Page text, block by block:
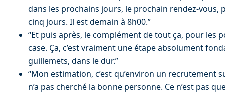
dans les prochains jours, le prochain rendez-vous,
cinq jours. Il est demain à 8h00.”
“Et puis après, le complément de tout ça, pour les
case. Ça, c’est vraiment une étape absolument
guillemets, dans le dur.”
“Mon estimation, c’est qu’environ un recrutement
n’a pas cherché la bonne personne. Ce n’est pas